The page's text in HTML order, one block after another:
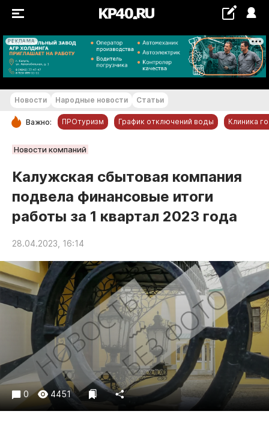
РЕКЛАМА
+28...+29 °С
РУБРИКИ
Новости компаний
Статьи
Народные новости
Авто и транспорт
Благоустройство
Криминал
Культура
Недвижимость и ЖКХ
Образование
Общество
Погода
Праздники
Происшествия
Новости Народные новости Статьи
Важно: ПРОтуризм График отключений воды Клиника
Новости компаний
Калужская сбытовая компания
подвела финансовые итоги
работы за 1 квартал 2023 года
28.04.2023, 16:14
0 4451